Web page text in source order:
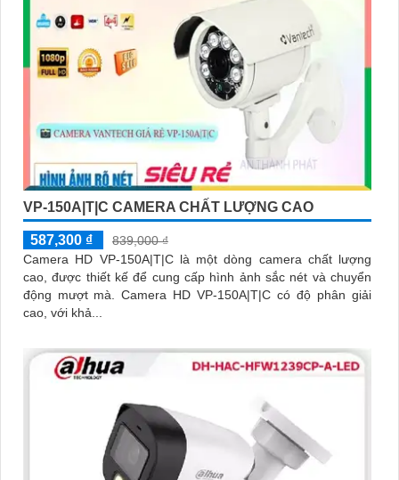
VP-150A|T|C CAMERA CHẤT LƯỢNG CAO
587,300 ₫
839,000 ₫
Camera HD VP-150A|T|C là một dòng camera chất lượng
cao, được thiết kế để cung cấp hình ảnh sắc nét và chuyển
động mượt mà. Camera HD VP-150A|T|C có độ phân giải
cao, với khả...